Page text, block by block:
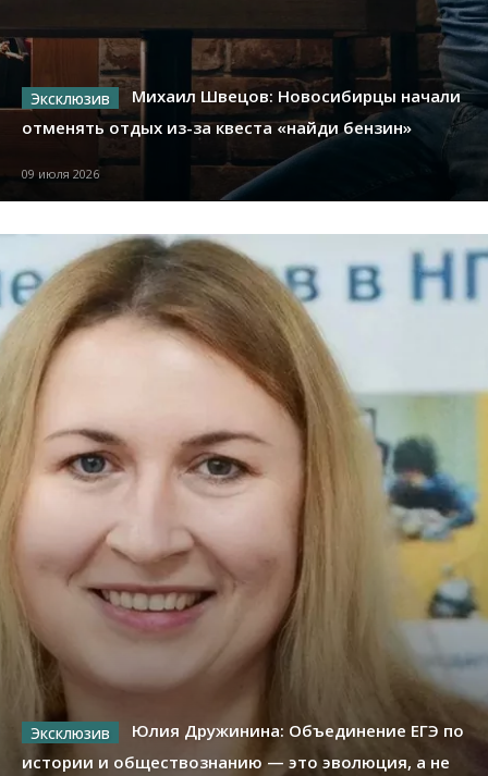
Михаил Швецов: Новосибирцы начали
отменять отдых из-за квеста «найди бензин»
09 июля 2026
Юлия Дружинина: Объединение ЕГЭ по
истории и обществознанию — это эволюция, а не